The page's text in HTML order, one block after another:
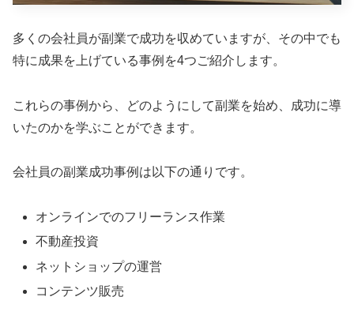
多くの会社員が副業で成功を収めていますが、その中でも
特に成果を上げている事例を4つご紹介します。
これらの事例から、どのようにして副業を始め、成功に導
いたのかを学ぶことができます。
会社員の副業成功事例は以下の通りです。
オンラインでのフリーランス作業
不動産投資
ネットショップの運営
コンテンツ販売